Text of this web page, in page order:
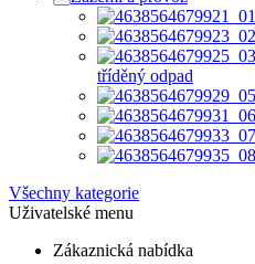
tříděný odpad
Všechny kategorie
Uživatelské menu
Zákaznická nabídka